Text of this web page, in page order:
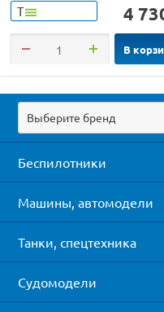
Т 4
В
Выберите бренд
Беспилотники
Машины, автомодели
Танки, спецтехника
Судомодели